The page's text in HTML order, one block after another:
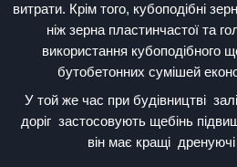
витрати. Крім того, кубоподібні
ніж зерна пластинчастої та
використання кубоподібного
бутобетонних сумішей
У той же час при будівництві
доріг застосовують щебінь
він має кращі дренуючі